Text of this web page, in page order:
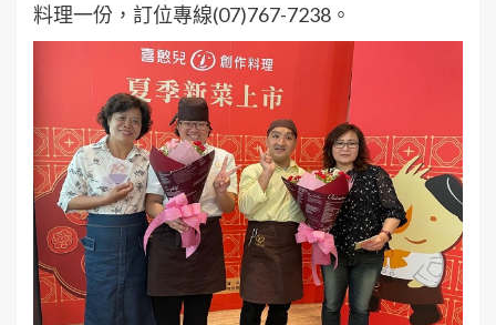
料理一份，訂位專線(07)767-7238。